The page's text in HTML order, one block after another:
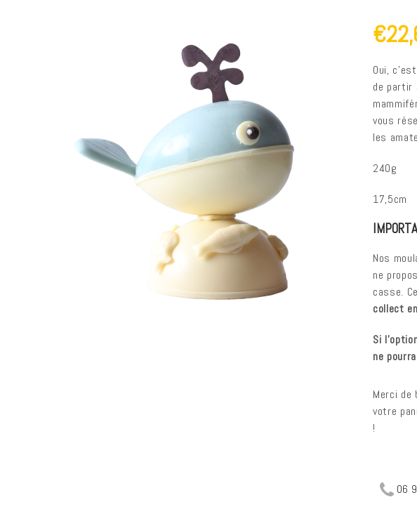
Oui,
de partir
vous
les
240g
17,5cm
Nos
ne
casse.
collect
Si
ne
Merci
votre
!
06